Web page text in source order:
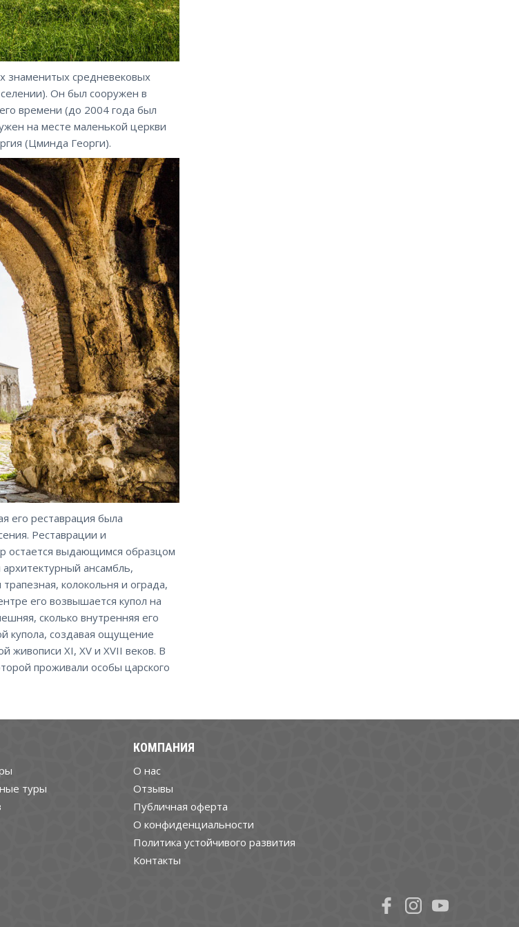
знаменитых средневековых
Он был сооружен в
времени (до 2004 года был
на месте маленькой церкви
(Цминда Георги).
его реставрация была
Реставрации и
остается выдающимся образцом
архитектурный ансамбль,
колокольня и ограда,
его возвышается купол на
сколько внутренняя его
купола, создавая ощущение
живописи XI, XV и XVII веков. В
проживали особы царского
туры
КОМПАНИЯ
О нас
Отзывы
Публичная оферта
О конфиденциальности
Политика устойчивого развития
Контакты